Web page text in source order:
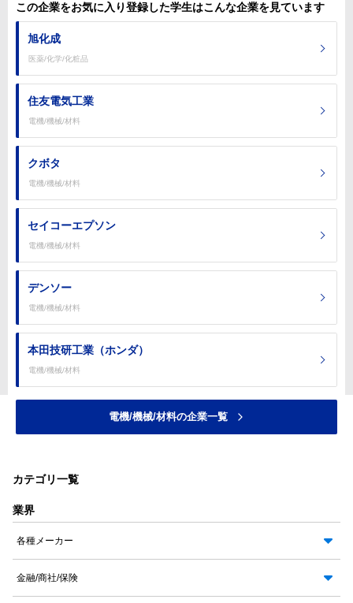
この企業をお気に入り登録した学生はこんな企業を見ています
旭化成
医薬/化学/化粧品
住友電気工業
電機/機械/材料
クボタ
電機/機械/材料
セイコーエプソン
電機/機械/材料
デンソー
電機/機械/材料
本田技研工業（ホンダ）
電機/機械/材料
電機/機械/材料の企業一覧
カテゴリ一覧
業界
各種メーカー
金融/商社/保険